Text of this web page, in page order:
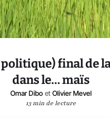
final de
dans le… maïs
Omar Dibo et Olivier Mevel
13 min de lecture